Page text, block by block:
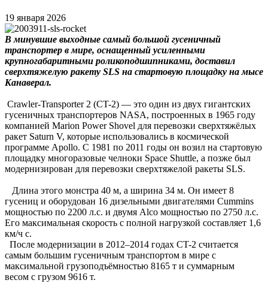
19 января 2026
В минувшие выходные самый большой гусеничный
транспортер в мире, оснащенный усиленными
крупногабаритными роликоподшипниками, доставил
сверхтяжелую ракету SLS на стартовую площадку на мысе
Канаверал.
Crawler-Transporter 2 (CT-2) — это один из двух гигантских
гусеничных транспортеров NASA, построенных в 1965 году
компанией Marion Power Shovel для перевозки сверхтяжёлых
ракет Saturn V, которые использовались в космической
программе Apollo. С 1981 по 2011 годы он возил на стартовую
площадку многоразовые челноки Space Shuttle, а позже был
модернизирован для перевозки сверхтяжелой ракеты SLS.
Длина этого монстра 40 м, а ширина 34 м. Он имеет 8
гусениц и оборудован 16 дизельными двигателями Cummins
мощностью по 2200 л.с. и двумя Alco мощностью по 2750 л.с.
Его максимальная скорость с полной нагрузкой составляет 1,6
км/ч с.
После модернизации в 2012–2014 годах CT-2 считается
самым большим гусеничным транспортом в мире с
максимальной грузоподъёмностью 8165 т и суммарным
весом с грузом 9616 т.